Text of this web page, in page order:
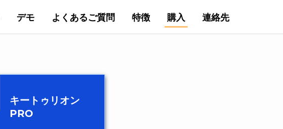
デモ よくあるご質問 特徴 購入 連絡先
キートゥリオン
PRO